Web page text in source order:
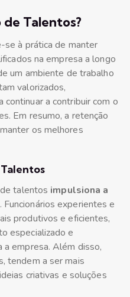
Talentos?
à prática de manter
na empresa a longo
um ambiente de trabalho
valorizados,
a contribuir com o
Em resumo, a retenção
os melhores
talentos impulsiona a
. Funcionários experientes e
produtivos e eficientes,
especializado e
a empresa. Além disso,
tendem a ser mais
criativas e soluções